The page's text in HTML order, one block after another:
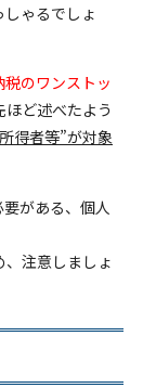
ゃるでしょ
のワンストッ
ほど述べたよう
得者等”が対象
がある、個人
注意しましょ